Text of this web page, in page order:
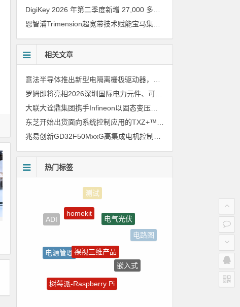
恩智浦Trimension超宽带技术赋能宝马集团Digital Key Plus及生命体存在检测功能
相关文章
罗姆即将亮相2026深圳国际电力元件、可再生能源管理展览会暨研讨会
大联大诠鼎集团携手Infineon以固态变压器重构配电效率新标杆
热门标签
ADI
电路图
电源管理
嵌入式
ZigBee
树莓派-Raspberry Pi